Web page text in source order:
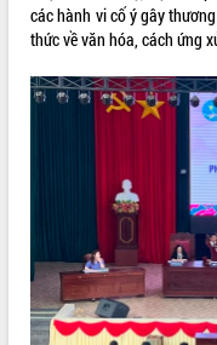
VIDEO
Không có file video nào để
các hành vi cố ý gây
thức về văn hóa, cách ứng